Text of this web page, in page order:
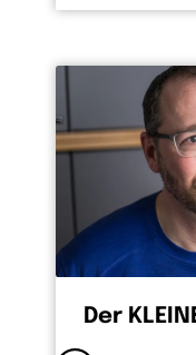
Der